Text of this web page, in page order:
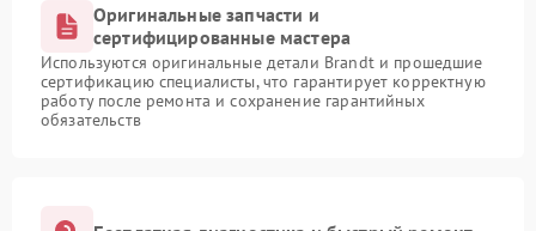
Оригинальные запчасти и
сертифицированные мастера
Используются оригинальные детали Brandt и прошедшие
сертификацию специалисты, что гарантирует корректную
работу после ремонта и сохранение гарантийных
обязательств